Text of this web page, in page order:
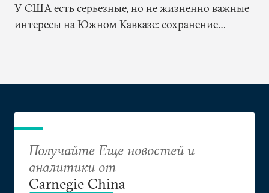
У США есть серьезные, но не жизненно важные
интересы на Южном Кавказе: сохранение
Получайте Еще новостей и
аналитики от
Carnegie China